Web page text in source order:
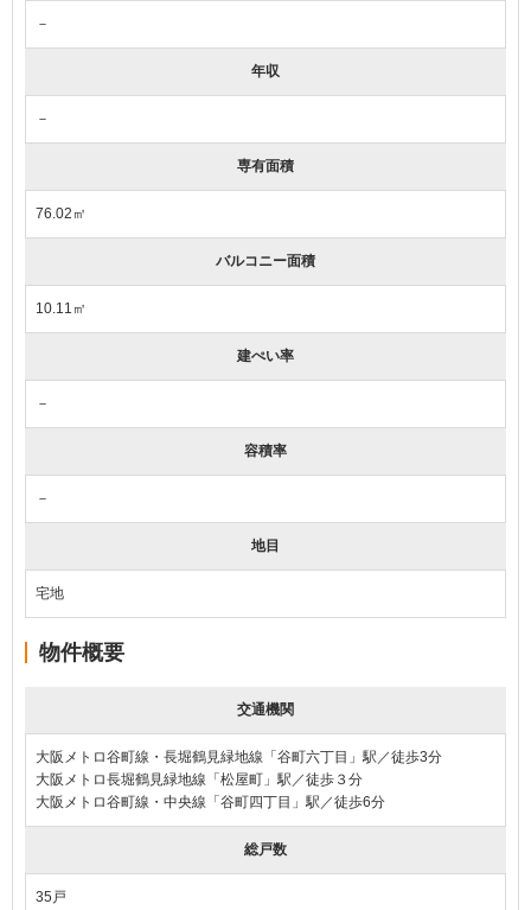
－
年収
－
専有面積
76.02㎡
バルコニー面積
10.11㎡
建ぺい率
－
容積率
－
地目
宅地
物件概要
交通機関
大阪メトロ谷町線・長堀鶴見緑地線「谷町六丁目」駅／徒歩3分
大阪メトロ長堀鶴見緑地線「松屋町」駅／徒歩３分
大阪メトロ谷町線・中央線「谷町四丁目」駅／徒歩6分
総戸数
35戸